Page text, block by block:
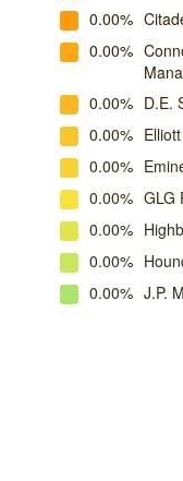
0.00%
0.00%
0.00% D.E.
0.00%
0.00%
0.00% GLG
0.00%
0.00%
0.00% J.P.